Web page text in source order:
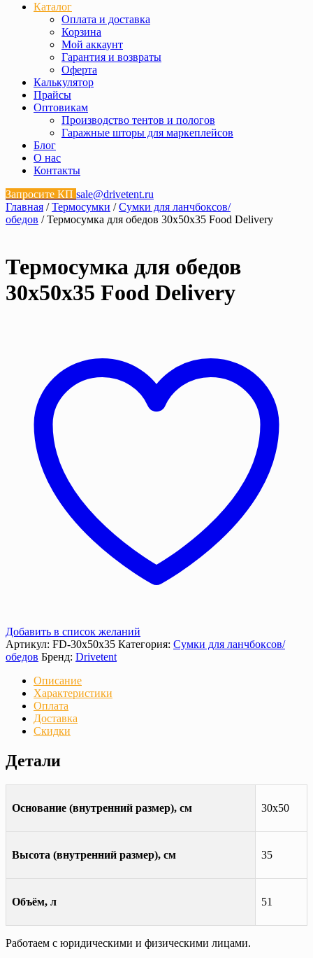
Каталог
Оплата и доставка
Корзина
Мой аккаунт
Гарантия и возвраты
Оферта
Калькулятор
Прайсы
Оптовикам
Производство тентов и пологов
Гаражные шторы для маркеплейсов
Блог
О нас
Контакты
Запросите КП sale@drivetent.ru
Главная /Термосумки /Сумки для ланчбоксов/
обедов / Термосумка для обедов 30х50х35 Food Delivery
Термосумка для обедов
30х50х35 Food Delivery
Добавить в список желаний
Артикул: FD-30х50х35 Категория: Сумки для ланчбоксов/
обедов Бренд: Drivetent
Описание
Характеристики
Оплата
Доставка
Скидки
Детали
Основание (внутренний размер), см 30х50
Высота (внутренний размер), см 35
Объём, л 51
Работаем с юридическими и физическими лицами.